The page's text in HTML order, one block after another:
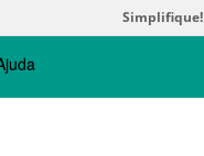
Simplifique!